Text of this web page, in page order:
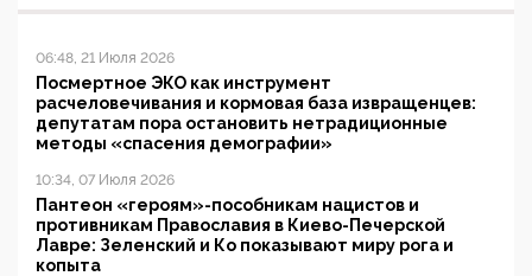
06:48, 21 Июля 2026
Посмертное ЭКО как инструмент
расчеловечивания и кормовая база извращенцев:
депутатам пора остановить нетрадиционные
методы «спасения демографии»
10:34, 07 Июля 2026
Пантеон «героям»-пособникам нацистов и
противникам Православия в Киево-Печерской
Лавре: Зеленский и Ко показывают миру рога и
копыта